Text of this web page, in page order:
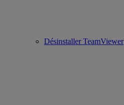
Désinstaller TeamViewer